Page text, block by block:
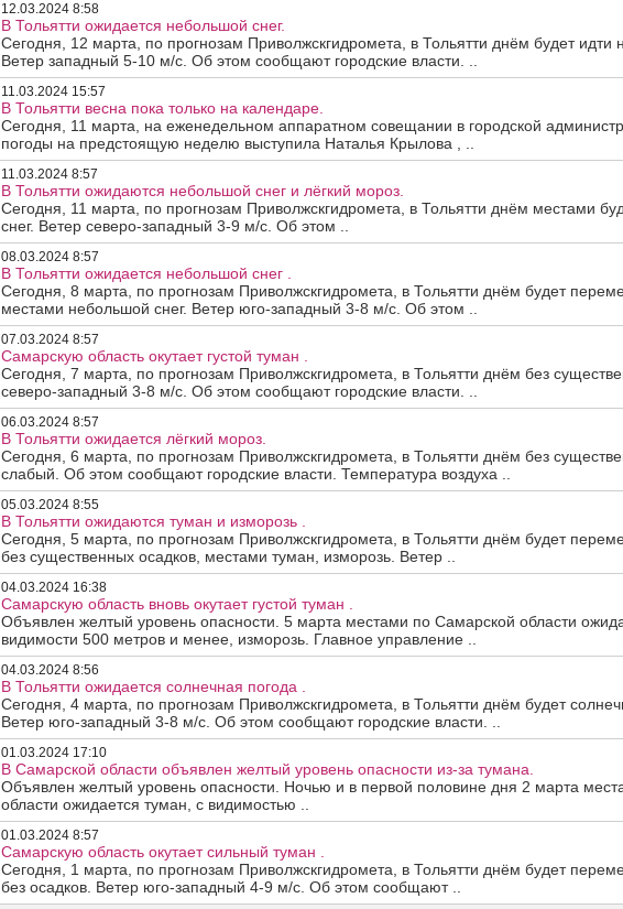
12.03.2024 8:58
В Тольятти ожидается небольшой снег.
Сегодня, 12 марта, по прогнозам Приволжскгидромета, в Тольятти днём будет идти
Ветер западный 5-10 м/с. Об этом сообщают городские власти. ..
11.03.2024 15:57
В Тольятти весна пока только на календаре.
Сегодня, 11 марта, на еженедельном аппаратном совещании в городской
погоды на предстоящую неделю выступила Наталья Крылова , ..
11.03.2024 8:57
В Тольятти ожидаются небольшой снег и лёгкий мороз.
Сегодня, 11 марта, по прогнозам Приволжскгидромета, в Тольятти днём местами
снег. Ветер северо-западный 3-9 м/с. Об этом ..
08.03.2024 8:57
В Тольятти ожидается небольшой снег .
Сегодня, 8 марта, по прогнозам Приволжскгидромета, в Тольятти днём будет
местами небольшой снег. Ветер юго-западный 3-8 м/с. Об этом ..
07.03.2024 8:57
Самарскую область окутает густой туман .
Сегодня, 7 марта, по прогнозам Приволжскгидромета, в Тольятти днём без
северо-западный 3-8 м/с. Об этом сообщают городские власти. ..
06.03.2024 8:57
В Тольятти ожидается лёгкий мороз.
Сегодня, 6 марта, по прогнозам Приволжскгидромета, в Тольятти днём без
слабый. Об этом сообщают городские власти. Температура воздуха ..
05.03.2024 8:55
В Тольятти ожидаются туман и изморозь .
Сегодня, 5 марта, по прогнозам Приволжскгидромета, в Тольятти днём будет
без существенных осадков, местами туман, изморозь. Ветер ..
04.03.2024 16:38
Самарскую область вновь окутает густой туман .
Объявлен желтый уровень опасности. 5 марта местами по Самарской области
видимости 500 метров и менее, изморозь. Главное управление ..
04.03.2024 8:56
В Тольятти ожидается солнечная погода .
Сегодня, 4 марта, по прогнозам Приволжскгидромета, в Тольятти днём будет
Ветер юго-западный 3-8 м/с. Об этом сообщают городские власти. ..
01.03.2024 17:10
В Самарской области объявлен желтый уровень опасности из-за тумана.
Объявлен желтый уровень опасности. Ночью и в первой половине дня 2 марта
области ожидается туман, с видимостью ..
01.03.2024 8:57
Самарскую область окутает сильный туман .
Сегодня, 1 марта, по прогнозам Приволжскгидромета, в Тольятти днём будет
без осадков. Ветер юго-западный 4-9 м/с. Об этом сообщают ..